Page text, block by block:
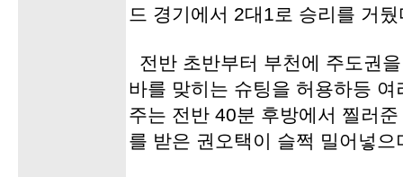
드 경기에서 2대1로 승리를 거뒀
전반 초반부터 부천에 주도권
바를 맞히는 슈팅을 허용하등
주는 전반 40분 후방에서 찔러
를 받은 권오택이 슬쩍 밀어넣